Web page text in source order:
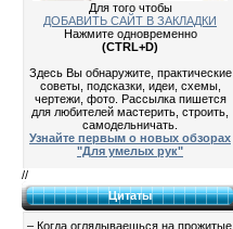
Для того чтобы
ДОБАВИТЬ САЙТ В ЗАКЛАДКИ
Нажмите одновременно
(CTRL+D)
Здесь Вы обнаружите, практические
советы, подсказки, идеи, схемы,
чертежи, фото. Рассылка пишется
для любителей мастерить, строить,
самодельничать.
Узнайте первым о новых обзорах
"Для умелых рук"
//
Цитаты
– Когда оглядываешься на прожитые